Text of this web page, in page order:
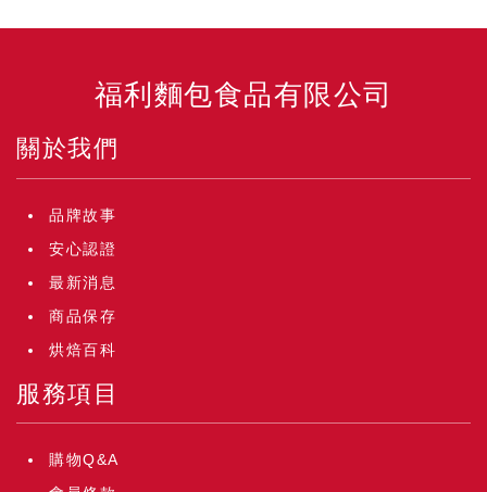
福利麵包食品有限公司
關於我們
品牌故事
安心認證
最新消息
商品保存
烘焙百科
服務項目
購物Q&A